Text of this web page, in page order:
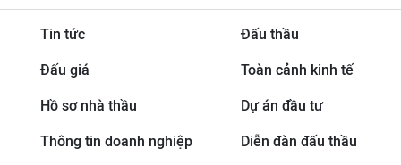
Tin tức Đấu thầu
Đấu giá Toàn cảnh kinh tế
Hồ sơ nhà thầu Dự án đầu tư
Thông tin doanh nghiệp Diễn đàn đấu thầu